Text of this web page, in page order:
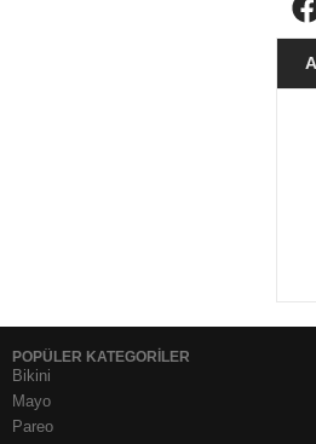
POPÜLER KATEGORİLER
Bikini
Mayo
Pareo